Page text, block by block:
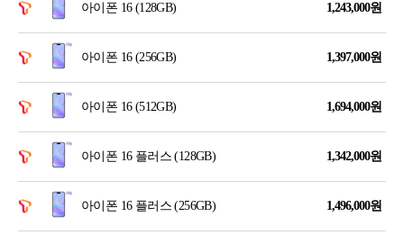
아이폰 16 (128GB) 1,243,000원
아이폰 16 (256GB) 1,397,000원
아이폰 16 (512GB) 1,694,000원
아이폰 16 플러스 (128GB) 1,342,000원
아이폰 16 플러스 (256GB) 1,496,000원